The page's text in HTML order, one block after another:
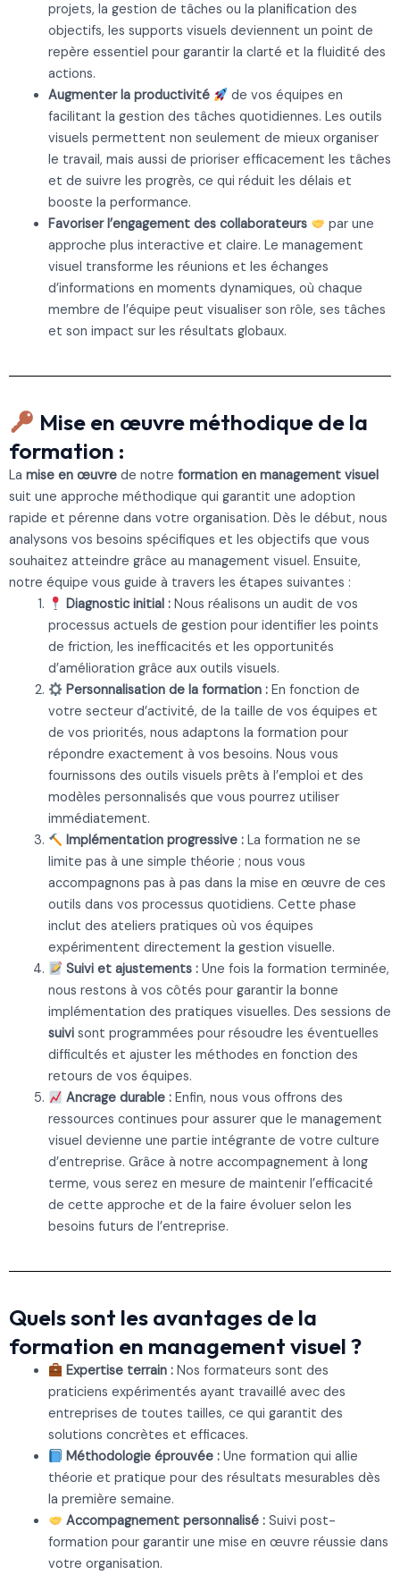
projets, la gestion de tâches ou la planification des
objectifs, les supports visuels deviennent un point de
repère essentiel pour garantir la clarté et la fluidité des
actions.
Augmenter la productivité
de vos équipes en
facilitant la gestion des tâches quotidiennes. Les outils
visuels permettent non seulement de mieux organiser
le travail, mais aussi de prioriser efficacement les tâches
et de suivre les progrès, ce qui réduit les délais et
booste la performance.
Favoriser l’engagement des collaborateurs
par une
approche plus interactive et claire. Le management
visuel transforme les réunions et les échanges
d’informations en moments dynamiques, où chaque
membre de l’équipe peut visualiser son rôle, ses tâches
et son impact sur les résultats globaux.
Mise en œuvre méthodique de la
formation :
La mise en œuvre de notre formation en management visuel
suit une approche méthodique qui garantit une adoption
rapide et pérenne dans votre organisation. Dès le début, nous
analysons vos besoins spécifiques et les objectifs que vous
souhaitez atteindre grâce au management visuel. Ensuite,
notre équipe vous guide à travers les étapes suivantes :
Diagnostic initial : Nous réalisons un audit de vos
processus actuels de gestion pour identifier les points
de friction, les inefficacités et les opportunités
d’amélioration grâce aux outils visuels.
Personnalisation de la formation : En fonction de
votre secteur d’activité, de la taille de vos équipes et
de vos priorités, nous adaptons la formation pour
répondre exactement à vos besoins. Nous vous
fournissons des outils visuels prêts à l’emploi et des
modèles personnalisés que vous pourrez utiliser
immédiatement.
Implémentation progressive : La formation ne se
limite pas à une simple théorie ; nous vous
accompagnons pas à pas dans la mise en œuvre de ces
outils dans vos processus quotidiens. Cette phase
inclut des ateliers pratiques où vos équipes
expérimentent directement la gestion visuelle.
Suivi et ajustements : Une fois la formation terminée,
nous restons à vos côtés pour garantir la bonne
implémentation des pratiques visuelles. Des sessions de
suivisont programmées pour résoudre les éventuelles
difficultés et ajuster les méthodes en fonction des
retours de vos équipes.
Ancrage durable : Enfin, nous vous offrons des
ressources continues pour assurer que le management
visuel devienne une partie intégrante de votre culture
d’entreprise. Grâce à notre accompagnement à long
terme, vous serez en mesure de maintenir l’efficacité
de cette approche et de la faire évoluer selon les
besoins futurs de l’entreprise.
Quels sont les avantages de la
formation en management visuel ?
Expertise terrain : Nos formateurs sont des
praticiens expérimentés ayant travaillé avec des
entreprises de toutes tailles, ce qui garantit des
solutions concrètes et efficaces.
Méthodologie éprouvée : Une formation qui allie
théorie et pratique pour des résultats mesurables dès
la première semaine.
Accompagnement personnalisé : Suivi post-
formation pour garantir une mise en œuvre réussie dans
votre organisation.